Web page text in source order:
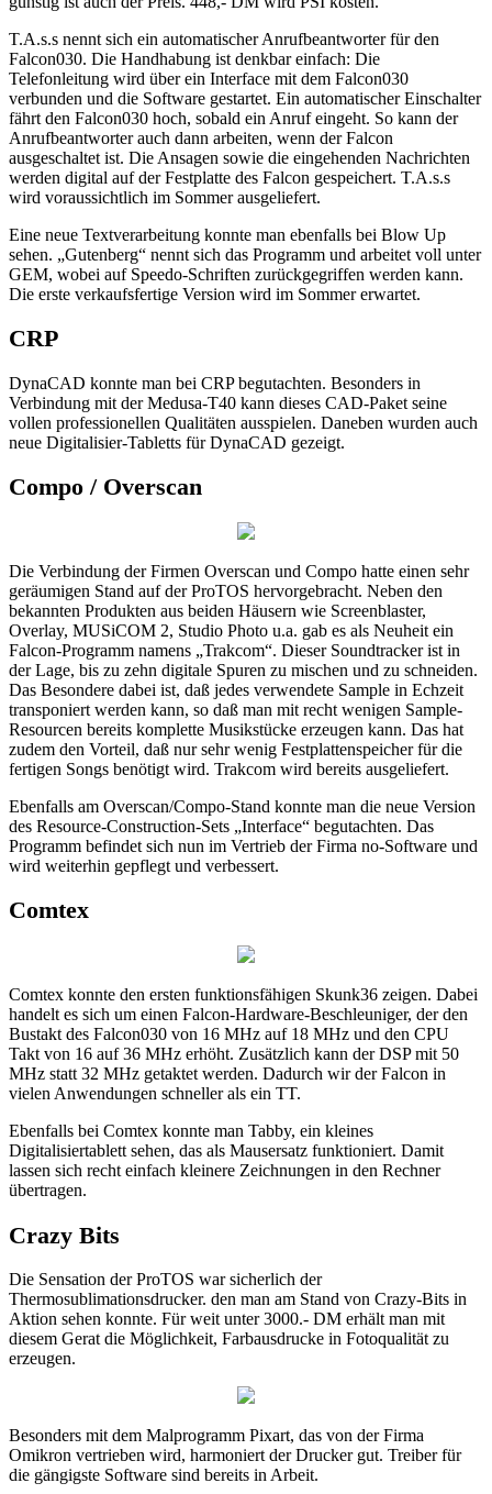
T.A.s.s nennt sich ein automatischer Anrufbeantworter für den
Falcon030. Die Handhabung ist denkbar einfach: Die
Telefonleitung wird über ein Interface mit dem Falcon030
verbunden und die Software gestartet. Ein automatischer Einschalter
fährt den Falcon030 hoch, sobald ein Anruf eingeht. So kann der
Anrufbeantworter auch dann arbeiten, wenn der Falcon
ausgeschaltet ist. Die Ansagen sowie die eingehenden Nachrichten
werden digital auf der Festplatte des Falcon gespeichert. T.A.s.s
wird voraussichtlich im Sommer ausgeliefert.
Eine neue Textverarbeitung konnte man ebenfalls bei Blow Up
sehen. „Gutenberg“ nennt sich das Programm und arbeitet voll unter
GEM, wobei auf Speedo-Schriften zurückgegriffen werden kann.
Die erste verkaufsfertige Version wird im Sommer erwartet.
CRP
DynaCAD konnte man bei CRP begutachten. Besonders in
Verbindung mit der Medusa-T40 kann dieses CAD-Paket seine
vollen professionellen Qualitäten ausspielen. Daneben wurden auch
neue Digitalisier-Tabletts für DynaCAD gezeigt.
Compo / Overscan
Die Verbindung der Firmen Overscan und Compo hatte einen sehr
geräumigen Stand auf der ProTOS hervorgebracht. Neben den
bekannten Produkten aus beiden Häusern wie Screenblaster,
Overlay, MUSiCOM 2, Studio Photo u.a. gab es als Neuheit ein
Falcon-Programm namens „Trakcom“. Dieser Soundtracker ist in
der Lage, bis zu zehn digitale Spuren zu mischen und zu schneiden.
Das Besondere dabei ist, daß jedes verwendete Sample in Echzeit
transponiert werden kann, so daß man mit recht wenigen Sample-
Resourcen bereits komplette Musikstücke erzeugen kann. Das hat
zudem den Vorteil, daß nur sehr wenig Festplattenspeicher für die
fertigen Songs benötigt wird. Trakcom wird bereits ausgeliefert.
Ebenfalls am Overscan/Compo-Stand konnte man die neue Version
des Resource-Construction-Sets „Interface“ begutachten. Das
Programm befindet sich nun im Vertrieb der Firma no-Software und
wird weiterhin gepflegt und verbessert.
Comtex
Comtex konnte den ersten funktionsfähigen Skunk36 zeigen. Dabei
handelt es sich um einen Falcon-Hardware-Beschleuniger, der den
Bustakt des Falcon030 von 16 MHz auf 18 MHz und den CPU
Takt von 16 auf 36 MHz erhöht. Zusätzlich kann der DSP mit 50
MHz statt 32 MHz getaktet werden. Dadurch wir der Falcon in
vielen Anwendungen schneller als ein TT.
Ebenfalls bei Comtex konnte man Tabby, ein kleines
Digitalisiertablett sehen, das als Mausersatz funktioniert. Damit
lassen sich recht einfach kleinere Zeichnungen in den Rechner
übertragen.
Crazy Bits
Die Sensation der ProTOS war sicherlich der
Thermosublimationsdrucker. den man am Stand von Crazy-Bits in
Aktion sehen konnte. Für weit unter 3000.- DM erhält man mit
diesem Gerat die Möglichkeit, Farbausdrucke in Fotoqualität zu
erzeugen.
Besonders mit dem Malprogramm Pixart, das von der Firma
Omikron vertrieben wird, harmoniert der Drucker gut. Treiber für
die gängigste Software sind bereits in Arbeit.